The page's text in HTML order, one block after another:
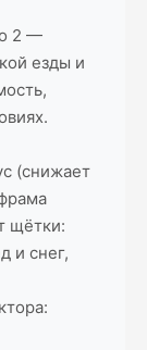
2 —
езды и
(снижает
щётки:
и снег,